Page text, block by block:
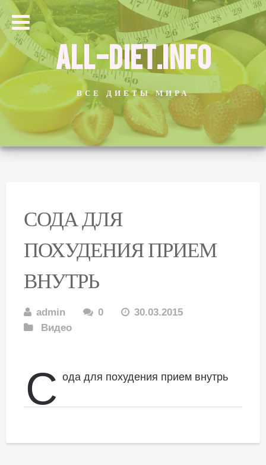
ALL-DIET.INFO
ВСЕ ДИЕТЫ МИРА
СОДА ДЛЯ
ПОХУДЕНИЯ ПРИЕМ
ВНУТРЬ
admin 0
30.03.2015
Видео
С ода для похудения прием внутрь